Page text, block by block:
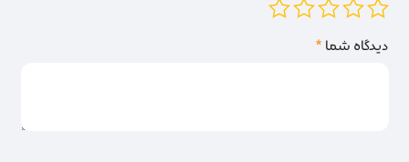
دیدگاه شما*